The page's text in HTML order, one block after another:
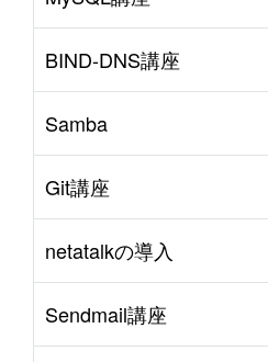
BIND-DNS講座
Samba
Git講座
netatalkの導入
Sendmail講座